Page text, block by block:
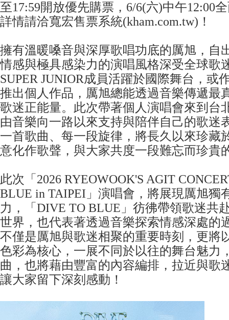
至17:59開放優先購票，6/6(六)中午12:00
詳情請洽寬宏售票系統(kham.com.tw)！
擁有溫暖嗓音與深厚歌唱功底的厲旭，自
情感與極具感染力的演唱風格深受全球歌
SUPER JUNIOR成員活躍於國際舞台，或
推出個人作品，厲旭總能透過音樂傳遞最
歌迷正能量。此次帶著個人演唱會來到台
由音樂向一路以來支持與陪伴自己的歌迷
一首歌曲、每一段旋律，將長久以來珍藏
意化作歌聲，與大家共度一段難忘而珍貴
此次「2026 RYEOWOOK'S AGIT
BLUE in TAIPEI」演唱會，將展現厲旭獨
力，「DIVE TO BLUE」彷彿帶領歌迷共
世界，也代表著透過音樂探索情感深處的
不僅是厲旭與歌迷相聚的重要時刻，更將
色彩為核心，一展不同於以往的舞台魅力
曲，也將藉由豐富的內容編排，拉近與歌
讓大家留下深刻感動！